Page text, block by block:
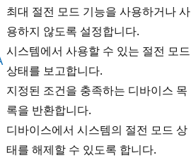
최대 절전 모드 기능을 사용하거나 사
용하지 않도록 설정합니다.
시스템에서 사용할 수 있는 절전 모드
상태를 보고합니다.
지정된 조건을 충족하는 디바이스 목
록을 반환합니다.
디바이스에서 시스템의 절전 모드 상
태를 해제할 수 있도록 합니다.